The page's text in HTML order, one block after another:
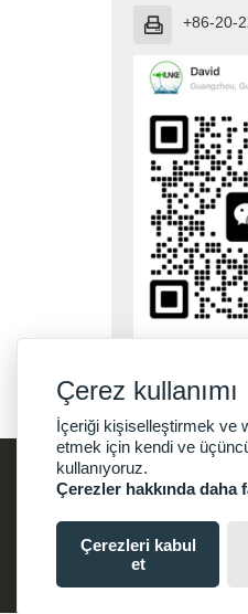
 +86-20-
Adres :
Çerez kullanımı
İçeriği kişiselleştirmek ve
etmek için kendi ve
kullanıyoruz.
Çerezler hakkında daha
Çerezleri kabul
et